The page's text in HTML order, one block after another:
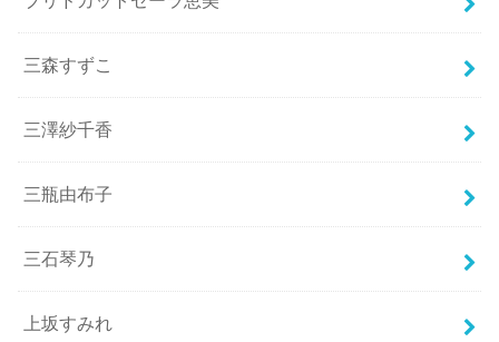
三森すずこ
三澤紗千香
三瓶由布子
三石琴乃
上坂すみれ